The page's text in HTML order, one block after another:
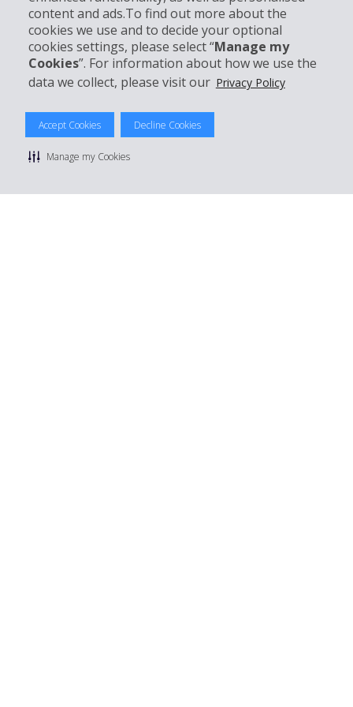
content and ads.To find out more about the
cookies we use and to decide your optional
cookies settings, please select “Manage my
Cookies”. For information about how we use the
data we collect, please visit our Privacy Policy
Accept Cookies Decline Cookies
Manage my Cookies
Entreprise
Support client
Politique de confidentialité | Conditions d'utilisation du site |